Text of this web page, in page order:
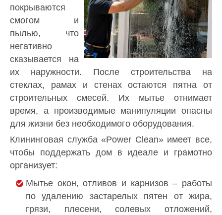
покрываются
смогом и
пылью, что
негативно
сказывается на
их наружности. После строительства на
стеклах, рамах и стенах остаются пятна от
строительных смесей. Их мытье отнимает
время, а производимые манипуляции опасны
для жизни без необходимого оборудования.
Клининговая служба «Power Clean» имеет все,
чтобы поддержать дом в идеале и грамотно
организует:
Мытье окон, отливов и карнизов – работы
по удалению застарелых пятен от жира,
грязи, плесени, солевых отложений,